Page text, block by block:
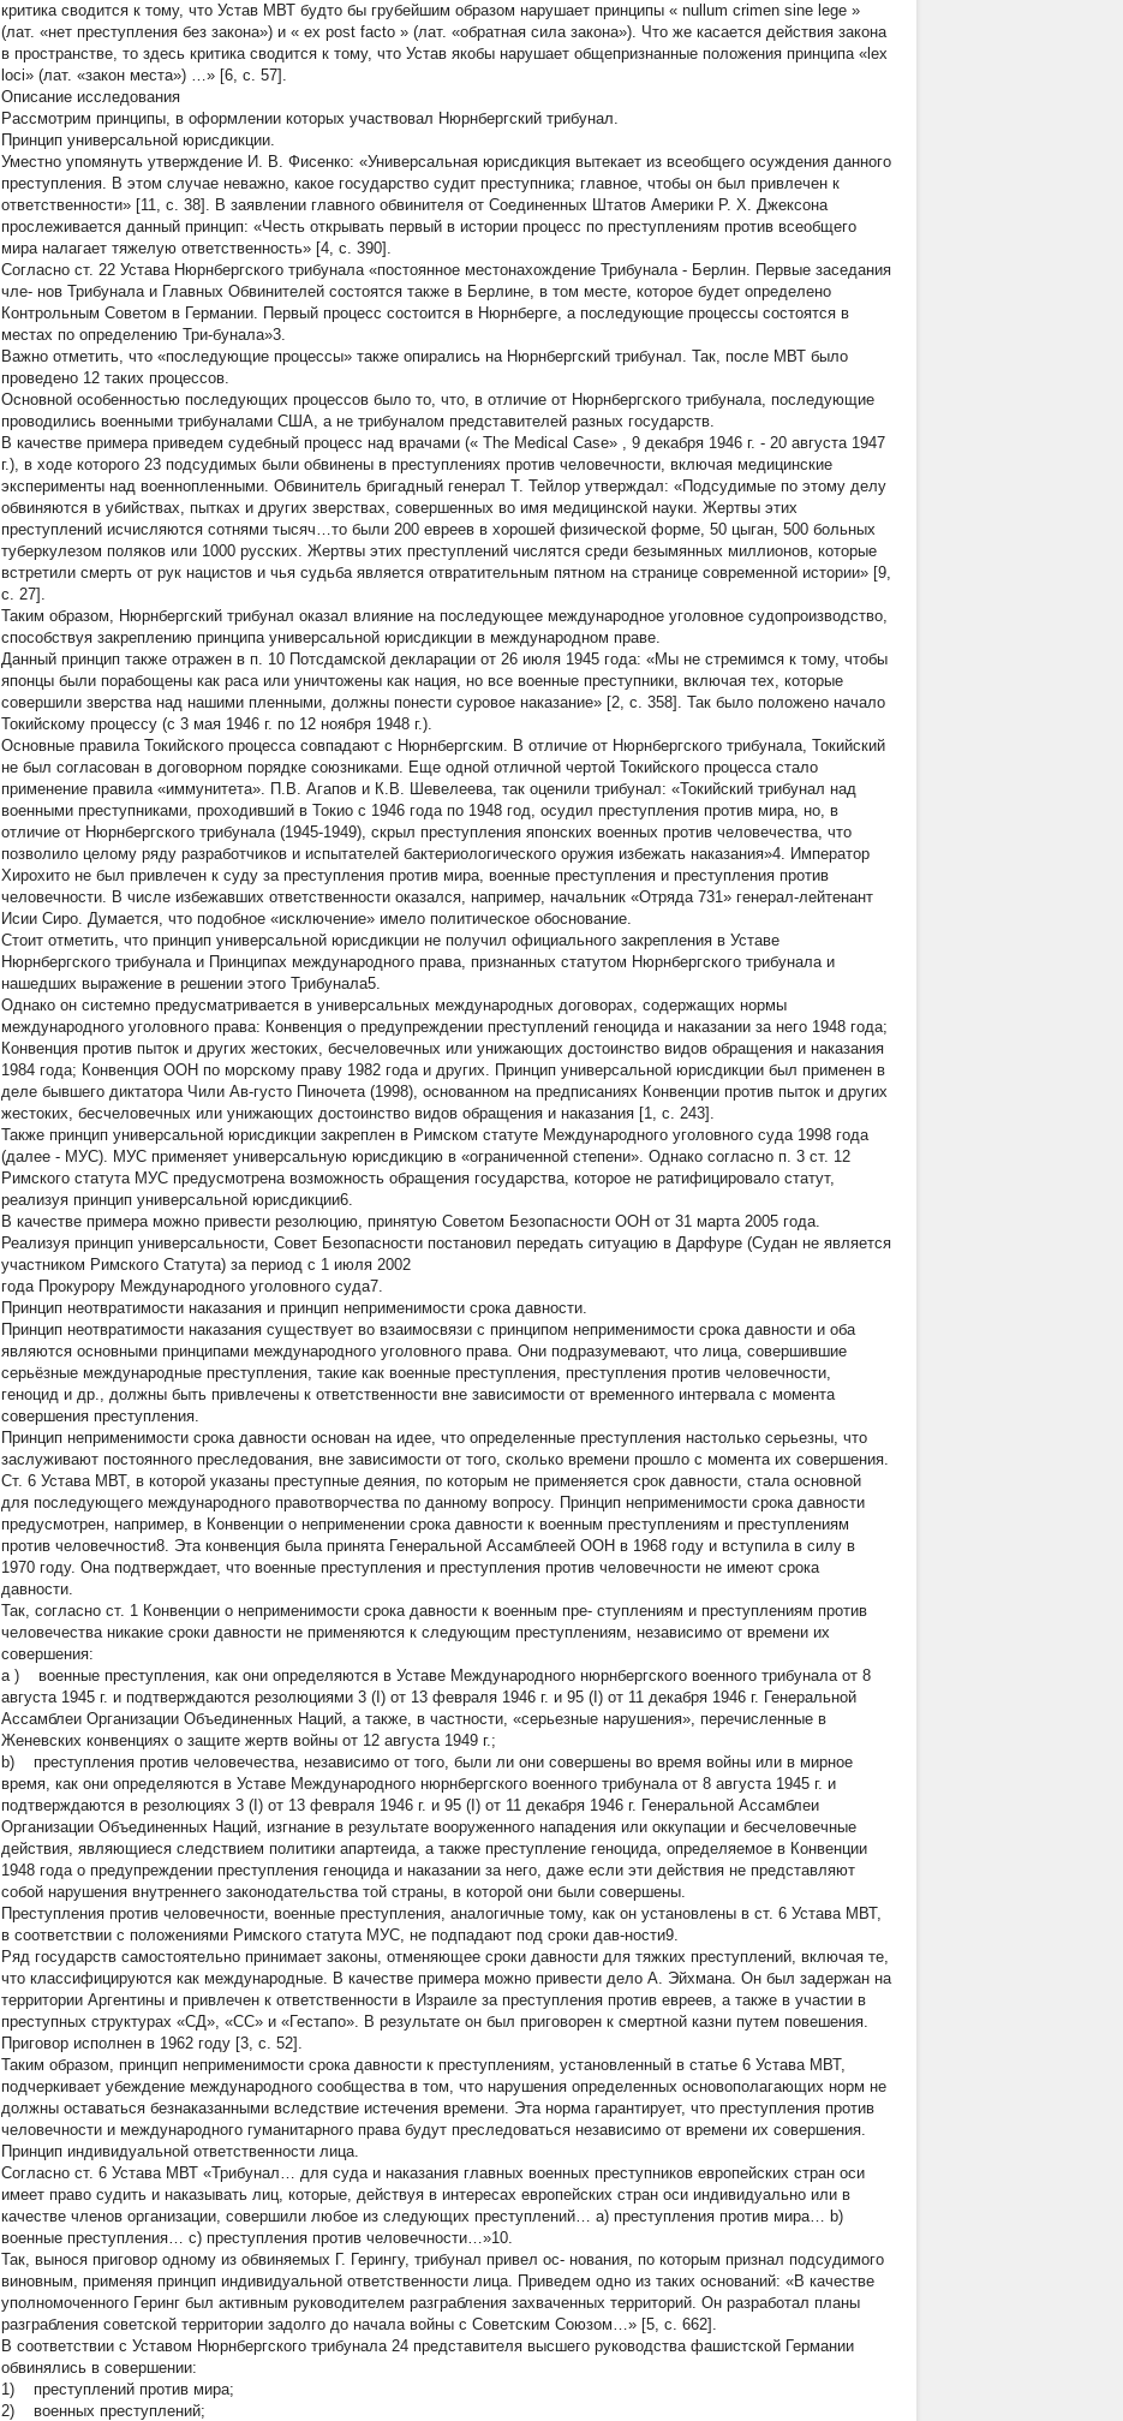
критика сводится к тому, что Устав МВТ будто бы грубейшим образом нарушает принципы « nullum crimen sine lege »
(лат. «нет преступления без закона») и « ex post facto » (лат. «обратная сила закона»). Что же касается действия закона
в пространстве, то здесь критика сводится к тому, что Устав якобы нарушает общепризнанные положения принципа «lex
loci» (лат. «закон места») …» [6, с. 57].
Описание исследования
Рассмотрим принципы, в оформлении которых участвовал Нюрнбергский трибунал.
Принцип универсальной юрисдикции.
Уместно упомянуть утверждение И. В. Фисенко: «Универсальная юрисдикция вытекает из всеобщего осуждения данного
преступления. В этом случае неважно, какое государство судит преступника; главное, чтобы он был привлечен к
ответственности» [11, с. 38]. В заявлении главного обвинителя от Соединенных Штатов Америки Р. Х. Джексона
прослеживается данный принцип: «Честь открывать первый в истории процесс по преступлениям против всеобщего
мира налагает тяжелую ответственность» [4, с. 390].
Согласно ст. 22 Устава Нюрнбергского трибунала «постоянное местонахождение Трибунала - Берлин. Первые заседания
чле- нов Трибунала и Главных Обвинителей состоятся также в Берлине, в том месте, которое будет определено
Контрольным Советом в Германии. Первый процесс состоится в Нюрнберге, а последующие процессы состоятся в
местах по определению Три-бунала»3.
Важно отметить, что «последующие процессы» также опирались на Нюрнбергский трибунал. Так, после МВТ было
проведено 12 таких процессов.
Основной особенностью последующих процессов было то, что, в отличие от Нюрнбергского трибунала, последующие
проводились военными трибуналами США, а не трибуналом представителей разных государств.
В качестве примера приведем судебный процесс над врачами (« The Medical Case» , 9 декабря 1946 г. - 20 августа 1947
г.), в ходе которого 23 подсудимых были обвинены в преступлениях против человечности, включая медицинские
эксперименты над военнопленными. Обвинитель бригадный генерал Т. Тейлор утверждал: «Подсудимые по этому делу
обвиняются в убийствах, пытках и других зверствах, совершенных во имя медицинской науки. Жертвы этих
преступлений исчисляются сотнями тысяч…то были 200 евреев в хорошей физической форме, 50 цыган, 500 больных
туберкулезом поляков или 1000 русских. Жертвы этих преступлений числятся среди безымянных миллионов, которые
встретили смерть от рук нацистов и чья судьба является отвратительным пятном на странице современной истории» [9,
с. 27].
Таким образом, Нюрнбергский трибунал оказал влияние на последующее международное уголовное судопроизводство,
способствуя закреплению принципа универсальной юрисдикции в международном праве.
Данный принцип также отражен в п. 10 Потсдамской декларации от 26 июля 1945 года: «Мы не стремимся к тому, чтобы
японцы были порабощены как раса или уничтожены как нация, но все военные преступники, включая тех, которые
совершили зверства над нашими пленными, должны понести суровое наказание» [2, с. 358]. Так было положено начало
Токийскому процессу (с 3 мая 1946 г. по 12 ноября 1948 г.).
Основные правила Токийского процесса совпадают с Нюрнбергским. В отличие от Нюрнбергского трибунала, Токийский
не был согласован в договорном порядке союзниками. Еще одной отличной чертой Токийского процесса стало
применение правила «иммунитета». П.В. Агапов и К.В. Шевелеева, так оценили трибунал: «Токийский трибунал над
военными преступниками, проходивший в Токио с 1946 года по 1948 год, осудил преступления против мира, но, в
отличие от Нюрнбергского трибунала (1945-1949), скрыл преступления японских военных против человечества, что
позволило целому ряду разработчиков и испытателей бактериологического оружия избежать наказания»4. Император
Хирохито не был привлечен к суду за преступления против мира, военные преступления и преступления против
человечности. В числе избежавших ответственности оказался, например, начальник «Отряда 731» генерал-лейтенант
Исии Сиро. Думается, что подобное «исключение» имело политическое обоснование.
Стоит отметить, что принцип универсальной юрисдикции не получил официального закрепления в Уставе
Нюрнбергского трибунала и Принципах международного права, признанных статутом Нюрнбергского трибунала и
нашедших выражение в решении этого Трибунала5.
Однако он системно предусматривается в универсальных международных договорах, содержащих нормы
международного уголовного права: Конвенция о предупреждении преступлений геноцида и наказании за него 1948 года;
Конвенция против пыток и других жестоких, бесчеловечных или унижающих достоинство видов обращения и наказания
1984 года; Конвенция ООН по морскому праву 1982 года и других. Принцип универсальной юрисдикции был применен в
деле бывшего диктатора Чили Ав-густо Пиночета (1998), основанном на предписаниях Конвенции против пыток и других
жестоких, бесчеловечных или унижающих достоинство видов обращения и наказания [1, с. 243].
Также принцип универсальной юрисдикции закреплен в Римском статуте Международного уголовного суда 1998 года
(далее - МУС). МУС применяет универсальную юрисдикцию в «ограниченной степени». Однако согласно п. 3 ст. 12
Римского статута МУС предусмотрена возможность обращения государства, которое не ратифицировало статут,
реализуя принцип универсальной юрисдикции6.
В качестве примера можно привести резолюцию, принятую Советом Безопасности ООН от 31 марта 2005 года.
Реализуя принцип универсальности, Совет Безопасности постановил передать ситуацию в Дарфуре (Судан не является
участником Римского Статута) за период с 1 июля 2002
года Прокурору Международного уголовного суда7.
Принцип неотвратимости наказания и принцип неприменимости срока давности.
Принцип неотвратимости наказания существует во взаимосвязи с принципом неприменимости срока давности и оба
являются основными принципами международного уголовного права. Они подразумевают, что лица, совершившие
серьёзные международные преступления, такие как военные преступления, преступления против человечности,
геноцид и др., должны быть привлечены к ответственности вне зависимости от временного интервала с момента
совершения преступления.
Принцип неприменимости срока давности основан на идее, что определенные преступления настолько серьезны, что
заслуживают постоянного преследования, вне зависимости от того, сколько времени прошло с момента их совершения.
Ст. 6 Устава МВТ, в которой указаны преступные деяния, по которым не применяется срок давности, стала основной
для последующего международного правотворчества по данному вопросу. Принцип неприменимости срока давности
предусмотрен, например, в Конвенции о неприменении срока давности к военным преступлениям и преступлениям
против человечности8. Эта конвенция была принята Генеральной Ассамблеей ООН в 1968 году и вступила в силу в
1970 году. Она подтверждает, что военные преступления и преступления против человечности не имеют срока
давности.
Так, согласно ст. 1 Конвенции о неприменимости срока давности к военным пре- ступлениям и преступлениям против
человечества никакие сроки давности не применяются к следующим преступлениям, независимо от времени их
совершения:
a ) военные преступления, как они определяются в Уставе Международного нюрнбергского военного трибунала от 8
августа 1945 г. и подтверждаются резолюциями 3 (I) от 13 февраля 1946 г. и 95 (I) от 11 декабря 1946 г. Генеральной
Ассамблеи Организации Объединенных Наций, а также, в частности, «серьезные нарушения», перечисленные в
Женевских конвенциях о защите жертв войны от 12 августа 1949 г.;
b) преступления против человечества, независимо от того, были ли они совершены во время войны или в мирное
время, как они определяются в Уставе Международного нюрнбергского военного трибунала от 8 августа 1945 г. и
подтверждаются в резолюциях 3 (I) от 13 февраля 1946 г. и 95 (I) от 11 декабря 1946 г. Генеральной Ассамблеи
Организации Объединенных Наций, изгнание в результате вооруженного нападения или оккупации и бесчеловечные
действия, являющиеся следствием политики апартеида, а также преступление геноцида, определяемое в Конвенции
1948 года о предупреждении преступления геноцида и наказании за него, даже если эти действия не представляют
собой нарушения внутреннего законодательства той страны, в которой они были совершены.
Преступления против человечности, военные преступления, аналогичные тому, как он установлены в ст. 6 Устава МВТ,
в соответствии с положениями Римского статута МУС, не подпадают под сроки дав-ности9.
Ряд государств самостоятельно принимает законы, отменяющее сроки давности для тяжких преступлений, включая те,
что классифицируются как международные. В качестве примера можно привести дело А. Эйхмана. Он был задержан на
территории Аргентины и привлечен к ответственности в Израиле за преступления против евреев, а также в участии в
преступных структурах «СД», «СС» и «Гестапо». В результате он был приговорен к смертной казни путем повешения.
Приговор исполнен в 1962 году [3, с. 52].
Таким образом, принцип неприменимости срока давности к преступлениям, установленный в статье 6 Устава МВТ,
подчеркивает убеждение международного сообщества в том, что нарушения определенных основополагающих норм не
должны оставаться безнаказанными вследствие истечения времени. Эта норма гарантирует, что преступления против
человечности и международного гуманитарного права будут преследоваться независимо от времени их совершения.
Принцип индивидуальной ответственности лица.
Согласно ст. 6 Устава МВТ «Трибунал… для суда и наказания главных военных преступников европейских стран оси
имеет право судить и наказывать лиц, которые, действуя в интересах европейских стран оси индивидуально или в
качестве членов организации, совершили любое из следующих преступлений… а) преступления против мира… b)
военные преступления… с) преступления против человечности…»10.
Так, вынося приговор одному из обвиняемых Г. Герингу, трибунал привел ос- нования, по которым признал подсудимого
виновным, применяя принцип индивидуальной ответственности лица. Приведем одно из таких оснований: «В качестве
уполномоченного Геринг был активным руководителем разграбления захваченных территорий. Он разработал планы
разграбления советской территории задолго до начала войны с Советским Союзом…» [5, с. 662].
В соответствии с Уставом Нюрнбергского трибунала 24 представителя высшего руководства фашистской Германии
обвинялись в совершении:
1) преступлений против мира;
2) военных преступлений;